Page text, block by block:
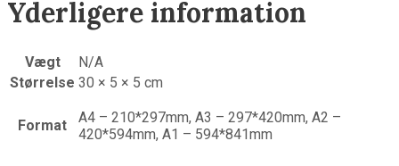
Yderligere information
Vægt
N/A
Størrelse 30 × 5 × 5 cm
Format
A4 – 210*297mm, A3 – 297*420mm, A2 –
420*594mm, A1 – 594*841mm